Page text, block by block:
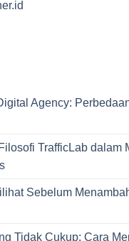
Agency:
TrafficLab dalam
Sebelum
Tidak Cukup: Cara